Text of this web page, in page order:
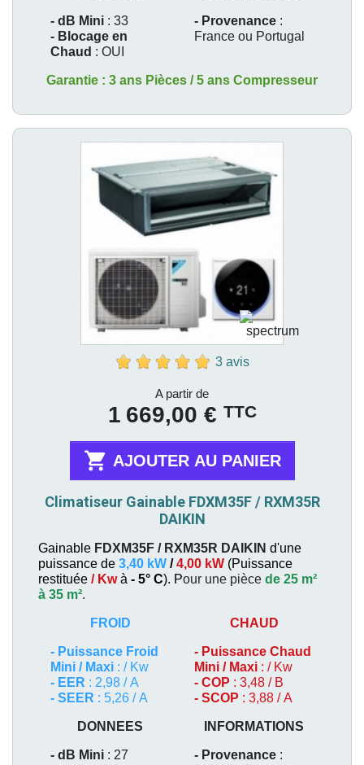
- dB Mini : 33
- Blocage en
Chaud : OUI
- Provenance :
France ou Portugal
Garantie : 3 ans Pièces / 5 ans Compresseur
3 avis
A partir de
1 669,00 € TTC
 AJOUTER AU PANIER
Climatiseur Gainable FDXM35F / RXM35R
DAIKIN
Gainable FDXM35F / RXM35R DAIKIN d'une
puissance de 3,40 kW /4,00 kW (Puissance
restituée / Kwà - 5° C). Pour une pièce de 25 m²
à 35 m².
FROID
- Puissance Froid
Mini / Maxi : / Kw
- EER : 2,98 / A
- SEER : 5,26 / A
CHAUD
- Puissance Chaud
Mini / Maxi : / Kw
- COP : 3,48 / B
- SCOP : 3,88 / A
DONNEES
- dB Mini : 27
INFORMATIONS
- Provenance :